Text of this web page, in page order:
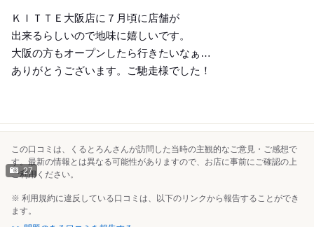
ＫＩＴＴＥ大阪店に７月頃に店舗が
出来るらしいので地味に嬉しいです。
大阪の方もオープンしたら行きたいなぁ…
ありがとうございます。ご馳走様でした！
27
この口コミは、くるとろんさんが訪問した当時の主観的なご意見・ご感想で
す。最新の情報とは異なる可能性がありますので、お店に事前にご確認の上
ご利用ください。
※ 利用規約に違反している口コミは、以下のリンクから報告することができ
ます。